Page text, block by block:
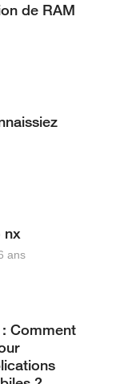
de RAM
nx
ans
Comment